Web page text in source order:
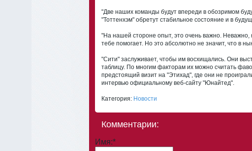
"Две наших команды будут впереди в обозримом
"Тоттенхэм" обретут стабильное состояние и в
"На нашей стороне опыт, это очень важно.
тебе помогает. Но это абсолютно не значит, что в
"Сити" заслуживает, чтобы им восхищались. Они
таблицу. По многим факторам их можно считать
предстоящий визит на "Этихад", где они не
интервью официальному веб-сайту "Юнайтед".
Категория: Новости
Комментарии:
Имя:*